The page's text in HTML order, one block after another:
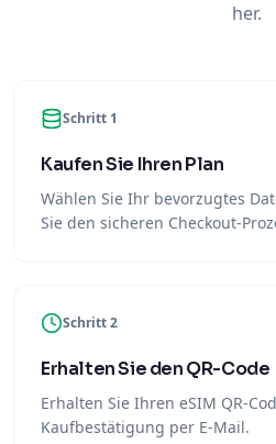
her.
Schritt 1
Kaufen Sie Ihren Plan
Wählen Sie Ihr bevorzugtes
Sie den sicheren Checkout-
Schritt 2
Erhalten Sie den QR-Code
Erhalten Sie Ihren eSIM QR-
Kaufbestätigung per E-Mail.